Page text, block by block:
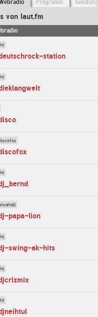
Programm
von laut.fm
station
papa-lion
swing-ak-hits